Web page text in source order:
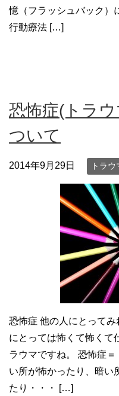
憶（フラッシュバック）
行動療法 […]
恐怖症(トラ
ついて
2014年9月29日 トラウ
恐怖症 他の人にとって
にとっては怖くて怖くて
ラウマですね。 恐怖症
い所が怖かったり、暗い
たり・・・ […]